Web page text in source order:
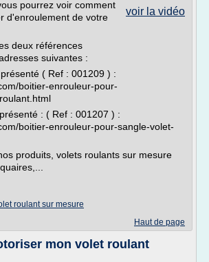
voir la vidéo
pourrez voir comment
d'enroulement de votre
deux références
suivantes :
( Ref : 001209 ) :
boitier-enrouleur-pour-
: ( Ref : 001207 ) :
boitier-enrouleur-pour-sangle-volet-
produits, volets roulants sur mesure
roulant sur mesure
Haut de page
mon volet roulant